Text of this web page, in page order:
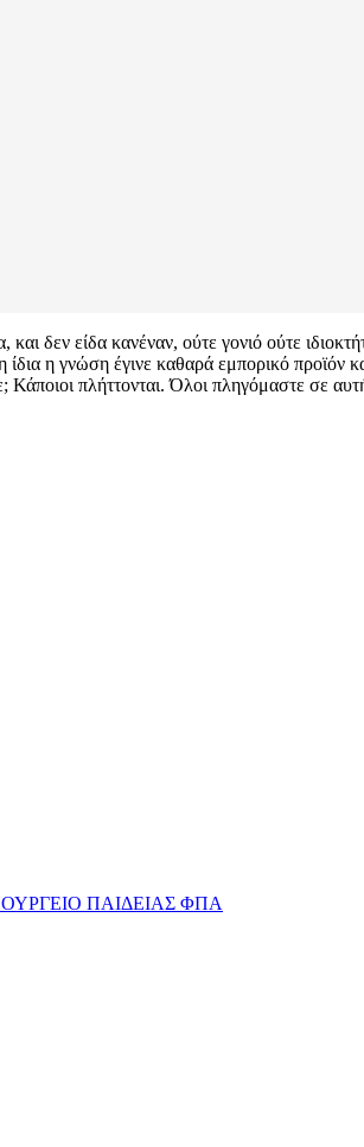
και δεν είδα κανέναν, ούτε γονιό ούτε
ίδια η γνώση έγινε καθαρά εμπορικό
πλήττονται. Όλοι πληγόμαστε σε
ΠΑΙΔΕΙΑΣ ΦΠΑ